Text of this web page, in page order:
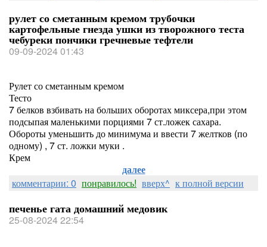
рулет со сметанным кремом трубочки
картофельные гнезда ушки из творожного теста
чебуреки пончики гречневые тефтели
09-09-2024 01:43
Рулет со сметанным кремом
Тесто
7 белков взбивать на больших оборотах миксера,при этом
подсыпая маленькими порциями 7 ст.ложек сахара.
Обороты уменьшить до минимума и ввести 7 желтков (по
одному) , 7 ст. ложки муки .
Крем
далее
комментарии: 0 понравилось! вверх^ к полной версии
печенье гата домашний медовик
25-08-2024 22:54